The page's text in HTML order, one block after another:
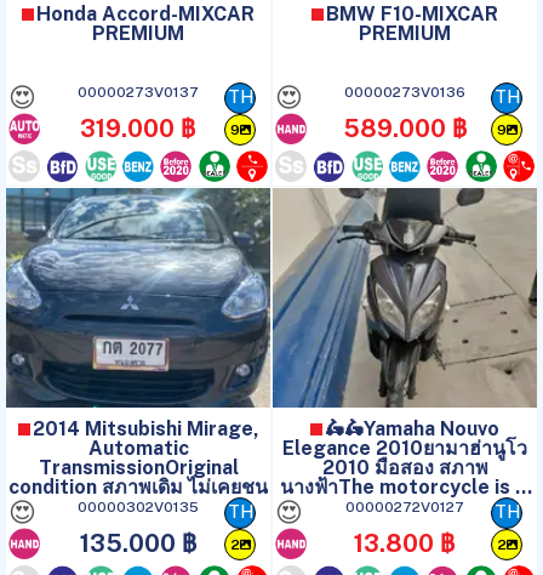
Honda Accord-MIXCAR
PREMIUM
😍 00000273V0137
319.000 ฿
TH
9
BMW F10-MIXCAR
PREMIUM
😍 00000273V0136
589.000 ฿
TH
9
2014 Mitsubishi Mirage,
Automatic
TransmissionOriginal
condition สภาพเดิม ไม่เคยชน
😍 00000302V0135
135.000 ฿
TH
2
🛵🛵Yamaha Nouvo
Elegance 2010ยามาฮ่านูโว
2010 มือสอง สภาพ
นางฟ้าThe motorcycle is in
good
😍 00000272V0127
13.800 ฿
TH
2